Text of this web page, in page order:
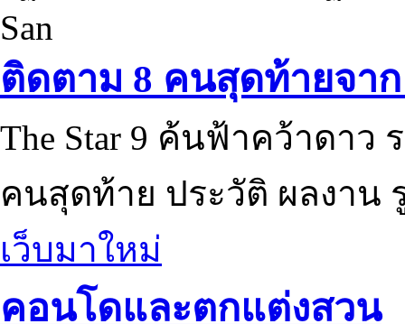
San
ติดตาม 8 คนสุดท้ายจาก
The Star 9 ค้นฟ้าคว้าดาว
คนสุดท้าย ประวัติ ผลงาน
เว็บมาใหม่
คอนโดและตกแต่งสวน